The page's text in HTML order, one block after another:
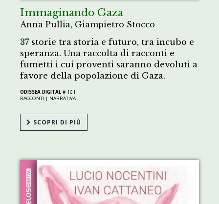
Immaginando Gaza
Anna Pullia, Giampietro Stocco
37 storie tra storia e futuro, tra incubo e
speranza. Una raccolta di racconti e
fumetti i cui proventi saranno devoluti a
favore della popolazione di Gaza.
ODISSEA DIGITAL # 161
RACCONTI | NARRATIVA
SCOPRI DI PIÙ